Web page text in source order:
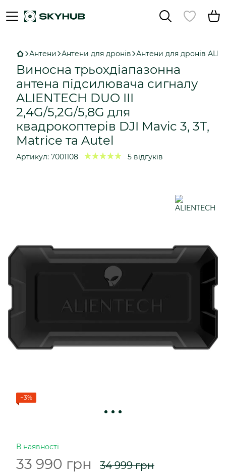
Антени Антени для дронів Антени для дронів
Виносна трьохдіапазонна
антена підсилювача сигналу
ALIENTECH DUO III
2,4G/5,2G/5,8G для
квадрокоптерів DJI Mavic 3, 3Т,
Matrice та Autel
Артикул: 7001108 5 відгуків
−3%
В наявності
33 990 грн 34 999 грн